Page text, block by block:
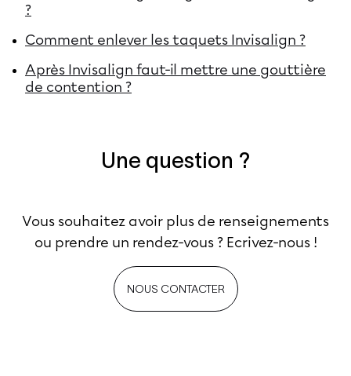
?
Comment enlever les taquets Invisalign ?
Après Invisalign faut-il mettre une gouttière
de contention ?
Une question ?
Vous souhaitez avoir plus de renseignements
ou prendre un rendez-vous ? Ecrivez-nous !
NOUS CONTACTER